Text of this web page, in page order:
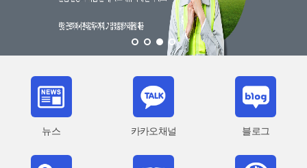
뉴스 카카오채널 블로그